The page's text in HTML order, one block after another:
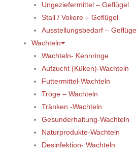
Ungeziefermittel – Geflügel
Stall / Voliere – Geflügel
Ausstellungsbedarf – Geflügel
Wachteln
Wachteln- Kennringe
Aufzucht (Küken)-Wachteln
Futtermittel-Wachteln
Tröge – Wachteln
Tränken -Wachteln
Gesunderhaltung-Wachteln
Naturprodukte-Wachteln
Desinfektion- Wachteln